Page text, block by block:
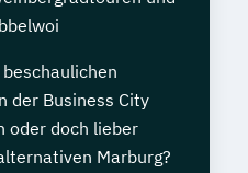
der Business City
oder doch lieber
Marburg?